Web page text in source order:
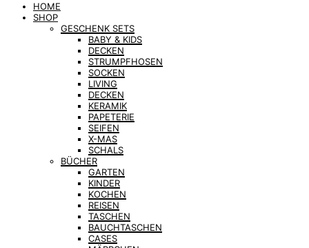
HOME
SHOP
GESCHENK SETS
BABY & KIDS
DECKEN
STRUMPFHOSEN
SOCKEN
LIVING
DECKEN
KERAMIK
PAPETERIE
SEIFEN
X-MAS
SCHALS
BÜCHER
GARTEN
KINDER
KOCHEN
REISEN
TASCHEN
BAUCHTASCHEN
CASES